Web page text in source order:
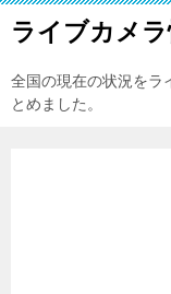
ライブカメ
全国の現在の状況をラ
とめました。